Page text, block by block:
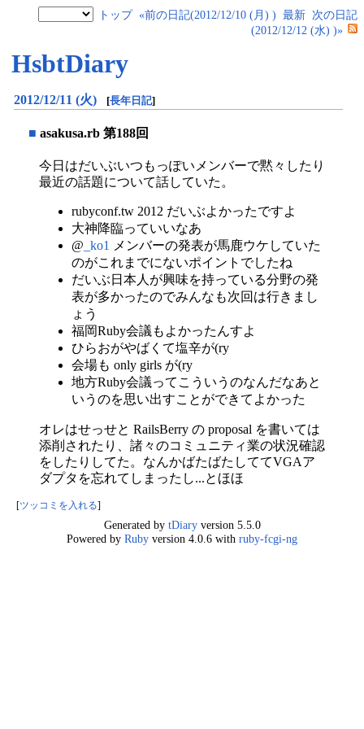
トップ «前の日記(2012/12/10 (月) ) 最新 次の日記
(2012/12/12 (水) )»
HsbtDiary
2012/12/11 (火) [長年日記]
■ asakusa.rb 第188回
今日はだいぶいつもっぽいメンバーで黙々したり
最近の話題について話していた。
rubyconf.tw 2012 だいぶよかったですよ
大神降臨っていいなあ
@ _ko1
メンバーの発表が馬鹿ウケしていた
のがこれまでにないポイントでしたね
だいぶ日本人が興味を持っている分野の発
表が多かったのでみんなも次回は行きまし
ょう
福岡Ruby会議もよかったんすよ
ひらおがやばくて塩辛が(ry
会場も only girls が(ry
地方Ruby会議ってこういうのなんだなあと
いうのを思い出すことができてよかった
オレはせっせと RailsBerry の proposal を書いては
添削されたり、諸々のコミュニティ業の状況確認
をしたりしてた。なんかばたばたしててVGAア
ダプタを忘れてしまったし...とほほ
[ツッコミを入れる]
Generated by tDiaryversion 5.5.0
Powered by Ruby version 4.0.6 with ruby-fcgi-ng